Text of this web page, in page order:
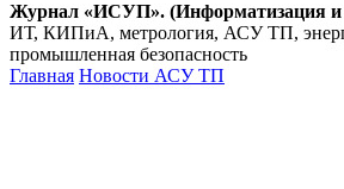
Журнал «ИСУП». (Информатизация и
ИТ, КИПиА, метрология, АСУ ТП,
промышленная безопасность
Главная Новости АСУ ТП